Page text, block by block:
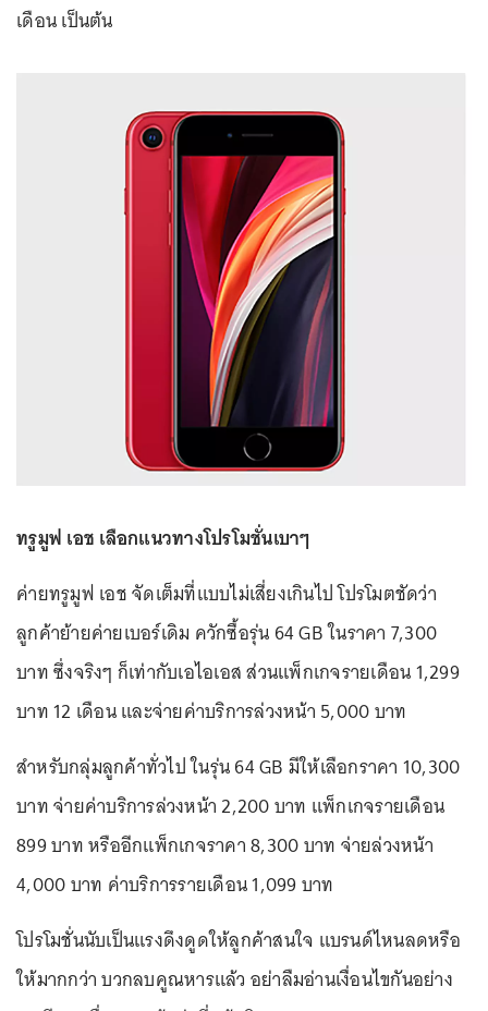
เดือน เป็นต้น
ทรูมูฟ เอช เลือกแนวทางโปรโมชั่นเบาๆ
ค่ายทรูมูฟ เอช จัดเต็มที่แบบไม่เสี่ยงเกินไป โปรโมตชัดว่า
ลูกค้าย้ายค่ายเบอร์เดิม ควักซื้อรุ่น 64 GB ในราคา 7,300
บาท ซึ่งจริงๆ ก็เท่ากับเอไอเอส ส่วนแพ็กเกจรายเดือน 1,299
บาท 12 เดือน และจ่ายค่าบริการล่วงหน้า 5,000 บาท
สำหรับกลุ่มลูกค้าทั่วไป ในรุ่น 64 GB มีให้เลือกราคา 10,300
บาท จ่ายค่าบริการล่วงหน้า 2,200 บาท แพ็กเกจรายเดือน
899 บาท หรืออีกแพ็กเกจราคา 8,300 บาท จ่ายล่วงหน้า
4,000 บาท ค่าบริการรายเดือน 1,099 บาท
โปรโมชั่นนับเป็นแรงดึงดูดให้ลูกค้าสนใจ แบรนด์ไหนลดหรือ
ให้มากกว่า บวกลบคูณหารแล้ว อย่าลืมอ่านเงื่อนไขกันอย่าง